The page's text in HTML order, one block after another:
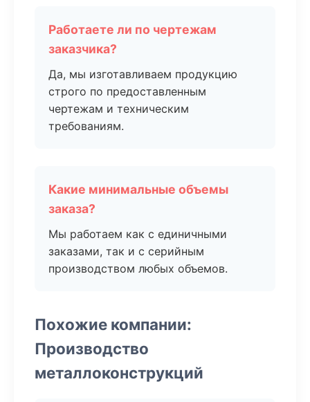
Работаете ли по чертежам
заказчика?
Да, мы изготавливаем продукцию
строго по предоставленным
чертежам и техническим
требованиям.
Какие минимальные объемы
заказа?
Мы работаем как с единичными
заказами, так и с серийным
производством любых объемов.
Похожие компании:
Производство
металлоконструкций